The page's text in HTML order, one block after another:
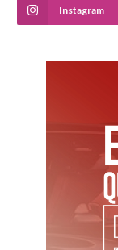
Instagram